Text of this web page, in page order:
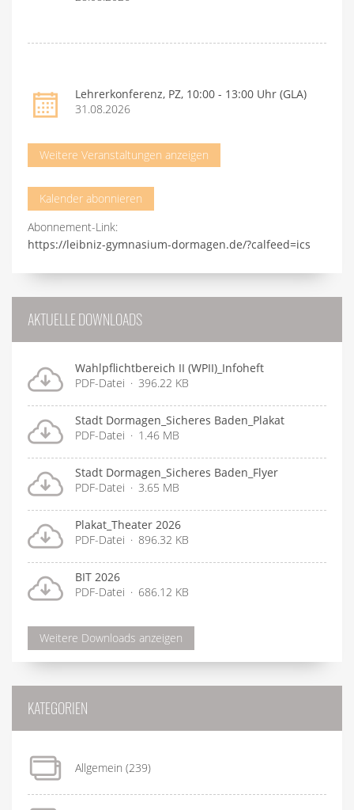
Lehrerkonferenz, PZ, 10:00 - 13:00 Uhr (GLA)
31.08.2026
Weitere Veranstaltungen anzeigen
Kalender abonnieren
Abonnement-Link:
https://leibniz-gymnasium-dormagen.de/?calfeed=ics
AKTUELLE DOWNLOADS
Wahlpflichtbereich II (WPII)_Infoheft
PDF-Datei
396.22 KB
Stadt Dormagen_Sicheres Baden_Plakat
PDF-Datei
1.46 MB
Stadt Dormagen_Sicheres Baden_Flyer
PDF-Datei
3.65 MB
Plakat_Theater 2026
PDF-Datei
896.32 KB
BIT 2026
PDF-Datei
686.12 KB
Weitere Downloads anzeigen
KATEGORIEN
Allgemein (239)